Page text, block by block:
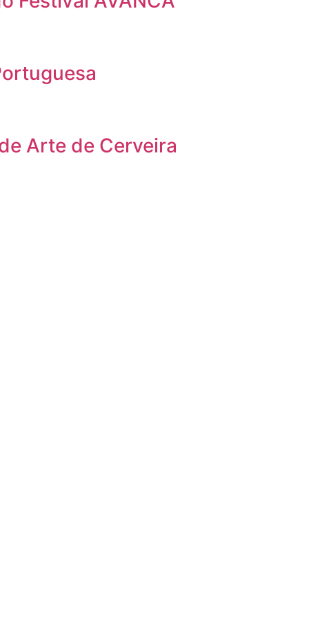
Arte de Cerveira